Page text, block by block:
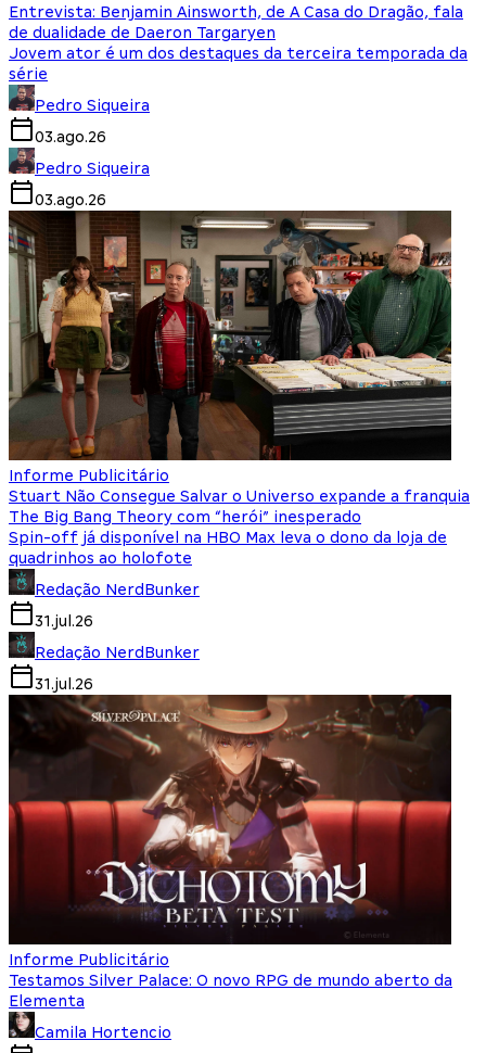
Entrevista: Benjamin Ainsworth, de A Casa do Dragão, fala
de dualidade de Daeron Targaryen
Jovem ator é um dos destaques da terceira temporada da
série
Pedro Siqueira
03.ago.26
Pedro Siqueira
03.ago.26
Informe Publicitário
Stuart Não Consegue Salvar o Universo expande a franquia
The Big Bang Theory com “herói” inesperado
Spin-off já disponível na HBO Max leva o dono da loja de
quadrinhos ao holofote
Redação NerdBunker
31.jul.26
Redação NerdBunker
31.jul.26
Informe Publicitário
Testamos Silver Palace: O novo RPG de mundo aberto da
Elementa
Camila Hortencio